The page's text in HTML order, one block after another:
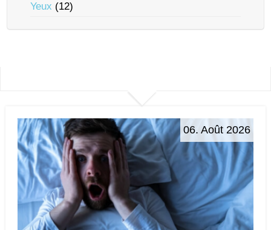
Yeux (12)
06. Août 2026